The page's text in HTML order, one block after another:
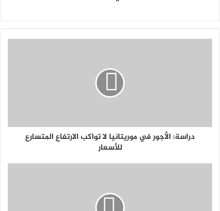
دراسة: الأجور في موريتانيا لا تواكب الارتفاع المتسارع
للأسعار